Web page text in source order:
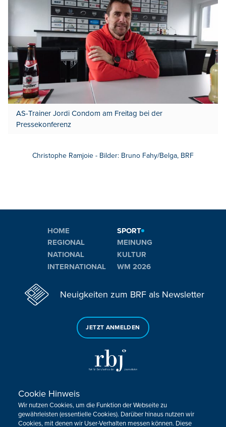
AS-Trainer Jordi Condom am Freitag bei der
Pressekonferenz
Christophe Ramjoie - Bilder: Bruno Fahy/Belga, BRF
HOME
REGIONAL
NATIONAL
INTERNATIONAL
SPORT
MEINUNG
KULTUR
WM 2026
Neuigkeiten zum BRF als Newsletter
JETZT ANMELDEN
Sie haben noch Fragen oder Anmerkungen?
KONTAKTIEREN SIE UNS!
Cookie Hinweis
Wir nutzen Cookies, um die Funktion der Webseite zu
gewährleisten (essentielle Cookies). Darüber hinaus nutzen wir
Cookies, mit denen wir User-Verhalten messen können. Diese